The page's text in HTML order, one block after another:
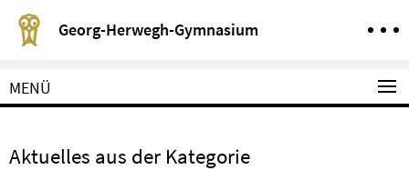
Springe direkt zu Inhalt
Georg-Herwegh-Gymnasium
Service-Navigation
MENÜ
Aktuelles aus der Kategorie